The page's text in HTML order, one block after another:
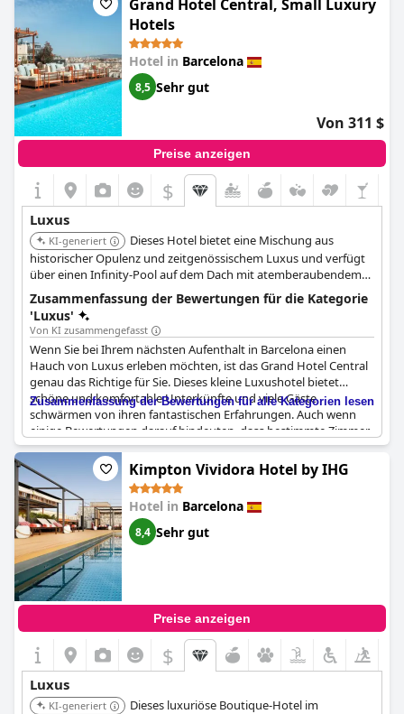
Grand Hotel Central, Small Luxury
Hotels
Hotel in Barcelona
8,5 Sehr gut
Von 311 $
Preise anzeigen
$
Luxus
KI-generiert
Dieses Hotel bietet eine Mischung aus
historischer Opulenz und zeitgenössischem Luxus und verfügt
über einen Infinity-Pool auf dem Dach mit atemberaubendem
Stadtblick. Es bietet eine entspannende Poolbar und
Speisemöglichkeiten.
Zusammenfassung der Bewertungen für die Kategorie
'Luxus'
Von KI zusammengefasst
Wenn Sie bei Ihrem nächsten Aufenthalt in Barcelona einen
Hauch von Luxus erleben möchten, ist das Grand Hotel Central
genau das Richtige für Sie. Dieses kleine Luxushotel bietet
schöne und komfortable Unterkünfte und viele Gäste
schwärmen von ihren fantastischen Erfahrungen. Auch wenn
einige Bewertungen darauf hindeuten, dass bestimmte Zimmer
dem Fünf-Sterne-Ruf des Hotels nicht gerecht werden, sind sich
die meisten Besucher einig, dass das Hotel insgesamt ein
wahrer Luxusgenuss ist. Der Pool und die Bar auf der
Dachterrasse bieten einen atemberaubenden Rahmen für einen
Cocktail oder zwei, während die zentrale Lage die Erkundung
der Stadt zu einem Kinderspiel macht. Mit seinem
hervorragenden Service und dem wunderschönen Gebäude ist
dieses Fünf-Sterne-Hotel definitiv einen Versuch wert.
Zusammenfassung der Bewertungen für alle Kategorien lesen
Kimpton Vividora Hotel by IHG
Hotel in Barcelona
8,4 Sehr gut
Preise anzeigen
$
Luxus
KI-generiert
Dieses luxuriöse Boutique-Hotel im